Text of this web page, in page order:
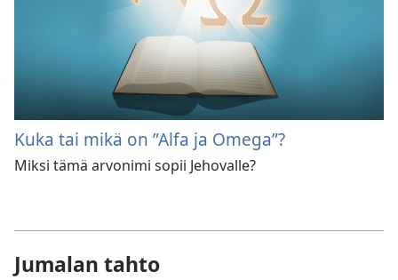
Kuka tai mikä on ”Alfa ja Omega”?
Miksi tämä arvonimi sopii Jehovalle?
Jumalan tahto